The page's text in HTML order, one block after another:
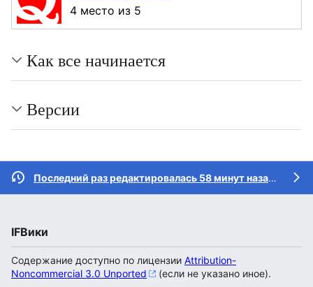
4 место из 5
Как все начинается
Версии
Последний раз редактировалась 58 минут назад
IFВики
Содержание доступно по лицензии Attribution-
Noncommercial 3.0 Unported
(если не указано иное).